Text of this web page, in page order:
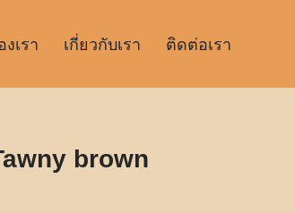
เรา เกี่ยวกับเรา ติดต่อเรา
brown